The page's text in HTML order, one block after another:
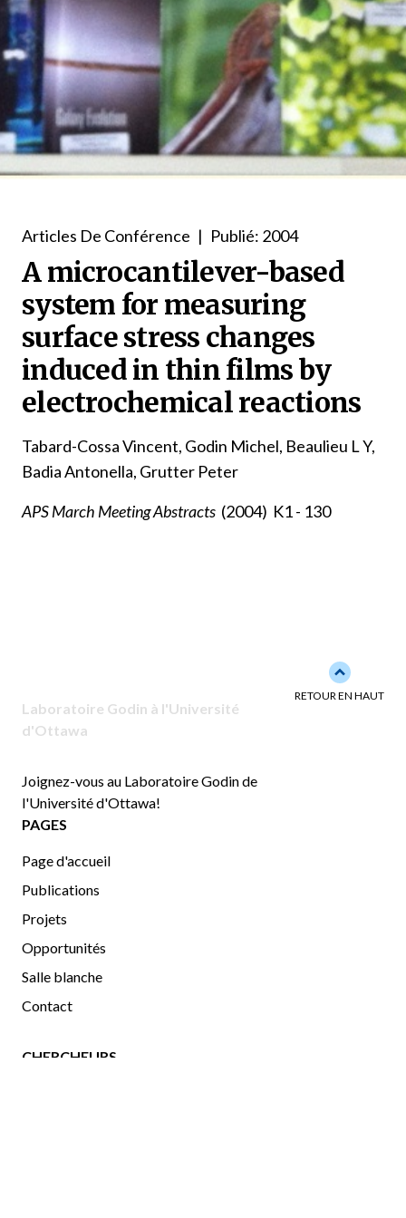
Articles De Conférence | Publié: 2004
A microcantilever-based
system for measuring
surface stress changes
induced in thin films by
electrochemical reactions
Tabard-Cossa Vincent, Godin Michel, Beaulieu L Y,
Badia Antonella, Grutter Peter
APS March Meeting Abstracts (2004) K1 - 130
Laboratoire Godin à l'Université
d'Ottawa
Joignez-vous au Laboratoire Godin de
l'Université d'Ottawa!
PAGES
Page d'accueil
Publications
Projets
Opportunités
Salle blanche
Contact
CHERCHEURS
Back to
RETOUR EN HAUT